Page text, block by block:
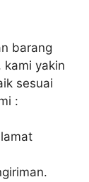
barang
kami yakin
sesuai
: